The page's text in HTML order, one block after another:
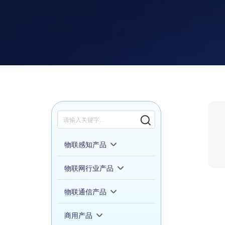
物联感知产品
物联网行业产品
物联通信产品
商用产品